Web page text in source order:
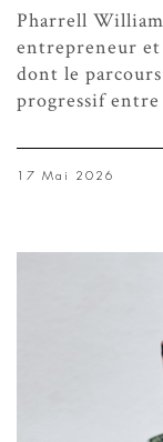
Pharrell
entrepreneur
dont le
progressif entre
17 Mai 2026